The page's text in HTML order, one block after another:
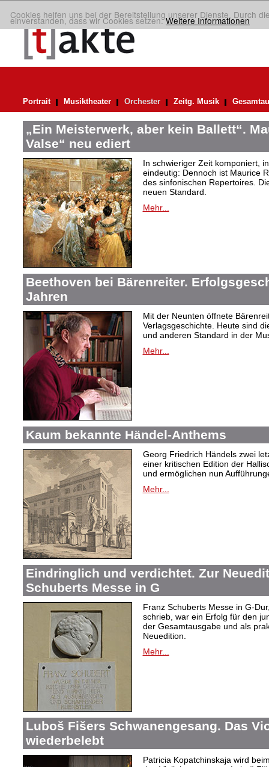
Cookies helfen uns bei der Bereitstellung unserer Dienste. Durch
einverstanden, dass wir Cookies setzen.Weitere Informationen
Portrait Musiktheater Orchester Zeitg. Musik
„Ein Meisterwerk, aber kein Ballett“.
Valse“ neu ediert
In schwieriger Zeit komponiert,
eindeutig: Dennoch ist Maurice
des sinfonischen Repertoires.
neuen Standard.
Mehr...
Beethoven bei Bärenreiter.
Jahren
Mit der Neunten öffnete
Verlagsgeschichte. Heute sind
und anderen Standard in der
Mehr...
Kaum bekannte Händel-Anthems
Georg Friedrich Händels zwei
einer kritischen Edition der
und ermöglichen nun
Mehr...
Eindringlich und verdichtet. Zur
Schuberts Messe in G
Franz Schuberts Messe in G-
schrieb, war ein Erfolg für den
der Gesamtausgabe und als
Neuedition.
Mehr...
Luboš Fišers Schwanengesang. Das
wiederbelebt
Patricia Kopatchinskaja wird